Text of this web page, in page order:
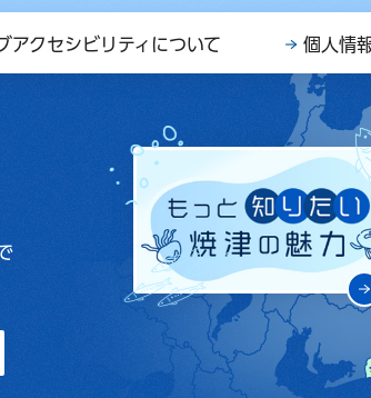
アクセシビリティについて 個人情